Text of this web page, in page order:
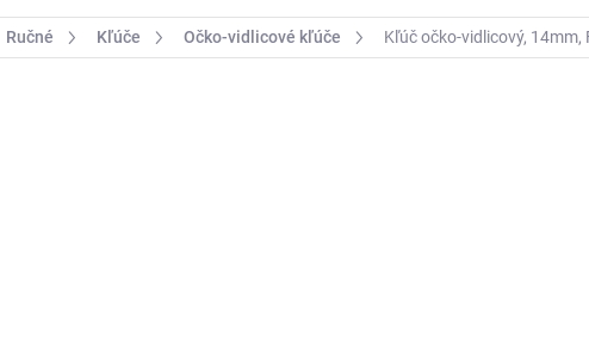
Ručné Kľúče Očko-vidlicové kľúče Kľúč očko-vidlicový, 14mm,